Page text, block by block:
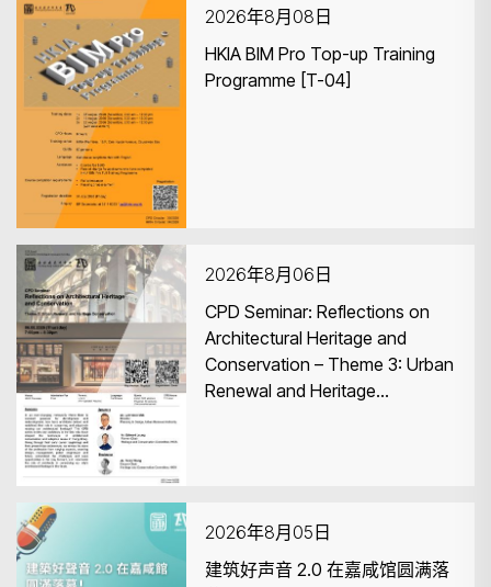
2026年8月08日
HKIA BIM Pro Top-up Training
Programme [T-04]
2026年8月06日
CPD Seminar: Reflections on
Architectural Heritage and
Conservation – Theme 3: Urban
Renewal and Heritage
2026年8月05日
建筑好声音 2.0 在嘉咸馆圆满落